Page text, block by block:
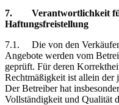
7. Verantwortlichkeit
Haftungsfreistellung
7.1.
Die von den
Angebote werden vom
geprüft. Für deren
Rechtmäßigkeit ist allein der
Der Betreiber hat
Vollständigkeit und Qualität